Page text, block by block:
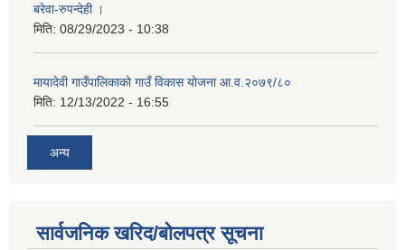
बरेवा-रुपन्देही ।
मिति: 08/29/2023 - 10:38
मायादेवी गाउँपालिकाको गाउँ विकास योजना आ.व.२०७९/८०
मिति: 12/13/2022 - 16:55
अन्य
सार्वजनिक खरिद/बोलपत्र सूचना